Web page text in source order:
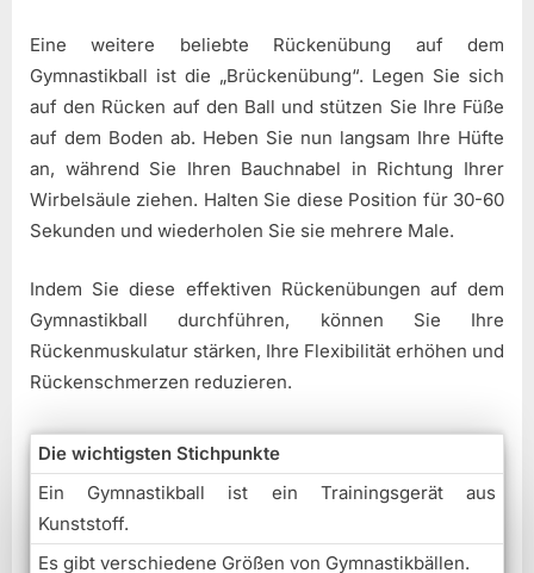
Eine weitere beliebte Rückenübung auf dem
Gymnastikball ist die „Brückenübung“. Legen Sie sich
auf den Rücken auf den Ball und stützen Sie Ihre Füße
auf dem Boden ab. Heben Sie nun langsam Ihre Hüfte
an, während Sie Ihren Bauchnabel in Richtung Ihrer
Wirbelsäule ziehen. Halten Sie diese Position für 30-60
Sekunden und wiederholen Sie sie mehrere Male.
Indem Sie diese effektiven Rückenübungen auf dem
Gymnastikball durchführen, können Sie Ihre
Rückenmuskulatur stärken, Ihre Flexibilität erhöhen und
Rückenschmerzen reduzieren.
Die wichtigsten Stichpunkte
Ein Gymnastikball ist ein Trainingsgerät aus
Kunststoff.
Es gibt verschiedene Größen von Gymnastikbällen.